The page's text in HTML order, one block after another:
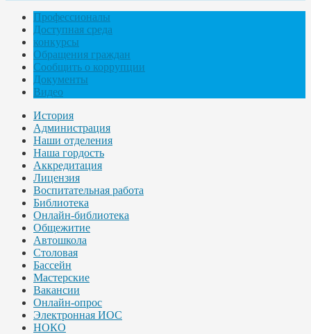
Профессионалы
Доступная среда
конкурсы
Обращения граждан
Сообщить о коррупции
Документы
Видео
История
Администрация
Наши отделения
Наша гордость
Аккредитация
Лицензия
Воспитательная работа
Библиотека
Онлайн-библиотека
Общежитие
Автошкола
Столовая
Бассейн
Мастерские
Вакансии
Онлайн-опрос
Электронная ИОС
НОКО